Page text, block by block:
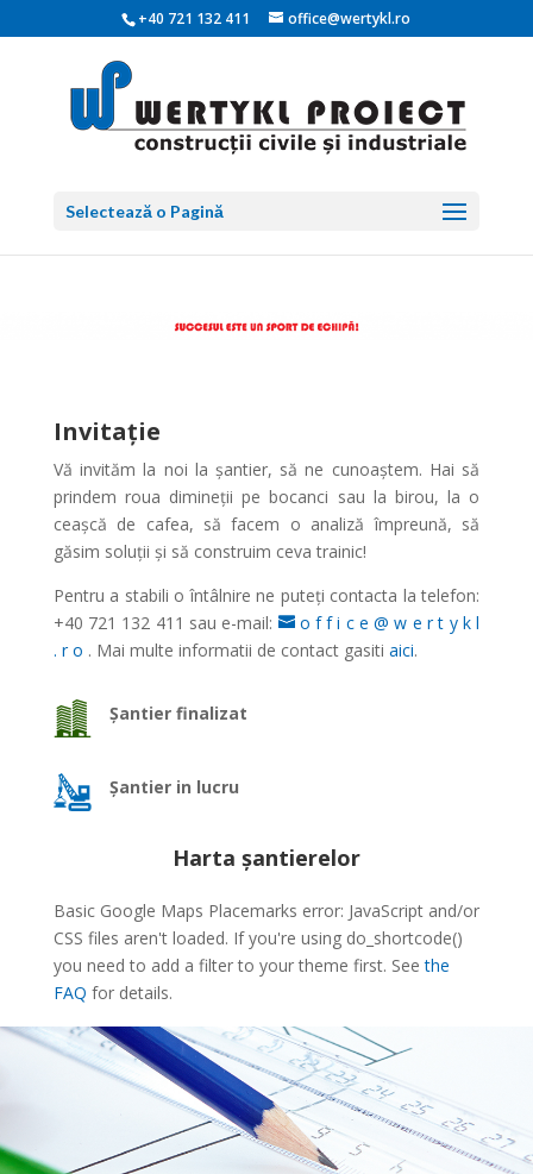
+40 721 132 411 office@wertykl.ro
Selectează o Pagină
Invitație
Vă invităm la noi la șantier, să ne cunoaștem. Hai să
prindem roua dimineţii pe bocanci sau la birou, la o
ceașcă de cafea, să facem o analiză împreună, să
găsim soluţii și să construim ceva trainic!
Pentru a stabili o întâlnire ne puteți contacta la telefon:
+40 721 132 411 sau e-mail:
o f f i c e @ w e r t y k l
. r o . Mai multe informatii de contact gasiti aici.
Șantier finalizat
Șantier in lucru
Harta șantierelor
Basic Google Maps Placemarks error: JavaScript and/or
CSS files aren't loaded. If you're using do_shortcode()
you need to add a filter to your theme first. Seethe
FAQ for details.